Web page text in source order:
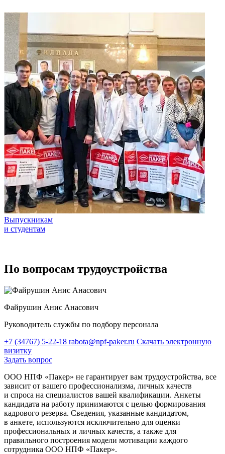
Выпускникам
и студентам
По вопросам трудоустройства
Файрушин Анис Анасович
Руководитель службы по подбору персонала
+7 (34767) 5-22-18 rabota@npf-paker.ru Скачать электронную
визитку
Задать вопрос
ООО НПФ «Пакер» не гарантирует вам трудоустройства, все
зависит от вашего профессионализма, личных качеств
и спроса на специалистов вашей квалификации. Анкеты
кандидата на работу принимаются с целью формирования
кадрового резерва. Сведения, указанные кандидатом,
в анкете, используются исключительно для оценки
профессиональных и личных качеств, а также для
правильного построения модели мотивации каждого
сотрудника ООО НПФ «Пакер».